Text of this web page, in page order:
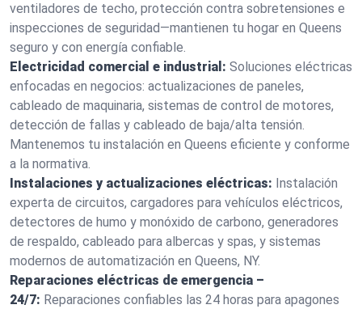
ventiladores de techo, protección contra sobretensiones e
inspecciones de seguridad—mantienen tu hogar en Queens
seguro y con energía confiable.
Electricidad comercial e industrial: Soluciones eléctricas
enfocadas en negocios: actualizaciones de paneles,
cableado de maquinaria, sistemas de control de motores,
detección de fallas y cableado de baja/alta tensión.
Mantenemos tu instalación en Queens eficiente y conforme
a la normativa.
Instalaciones y actualizaciones eléctricas: Instalación
experta de circuitos, cargadores para vehículos eléctricos,
detectores de humo y monóxido de carbono, generadores
de respaldo, cableado para albercas y spas, y sistemas
modernos de automatización en Queens, NY.
Reparaciones eléctricas de emergencia –
24/7: Reparaciones confiables las 24 horas para apagones